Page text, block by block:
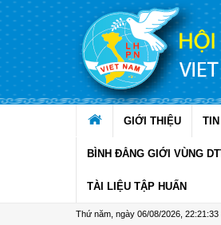
Truy cập nội dung luôn
GIỚI THIỆU
BÌNH ĐẲNG GIỚI VÙNG
TÀI LIỆU TẬP HUẤN
Thứ năm, ngày 06/08/2026 22:21:34
Đề án 01: Dấu ấn